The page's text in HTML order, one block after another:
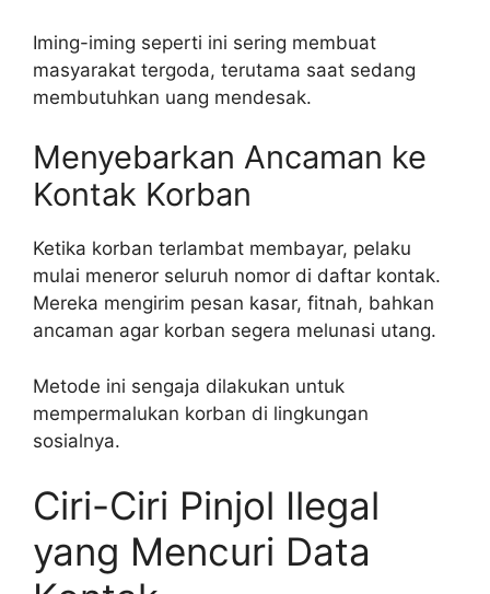
Iming-iming seperti ini sering membuat
masyarakat tergoda, terutama saat sedang
membutuhkan uang mendesak.
Menyebarkan Ancaman ke
Kontak Korban
Ketika korban terlambat membayar, pelaku
mulai meneror seluruh nomor di daftar kontak.
Mereka mengirim pesan kasar, fitnah, bahkan
ancaman agar korban segera melunasi utang.
Metode ini sengaja dilakukan untuk
mempermalukan korban di lingkungan
sosialnya.
Ciri-Ciri Pinjol Ilegal
yang Mencuri Data